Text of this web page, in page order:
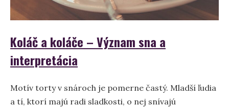
Koláč a koláče – Význam sna a
interpretácia
Motív torty v snároch je pomerne častý. Mladší ľudia
a tí, ktorí majú radi sladkosti, o nej snívajú